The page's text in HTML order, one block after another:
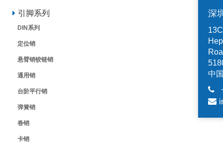
引脚系列
DIN系列
定位销
悬臂销铰链销
通用销
台阶平行销
弹簧销
卷销
卡销
深
中